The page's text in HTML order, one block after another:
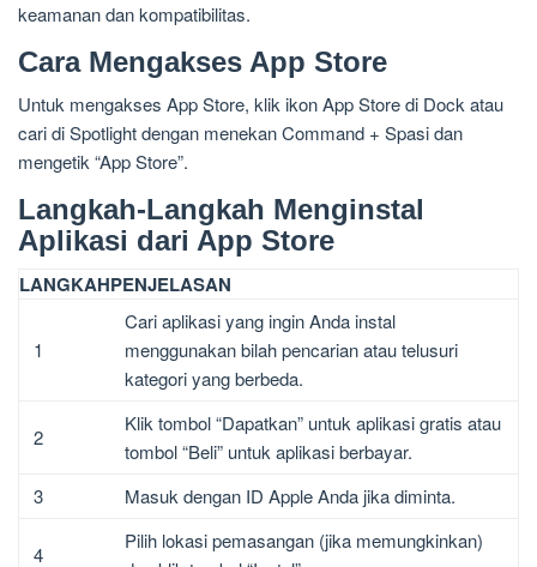
keamanan dan kompatibilitas.
Cara Mengakses App Store
Untuk mengakses App Store, klik ikon App Store di Dock atau
cari di Spotlight dengan menekan Command + Spasi dan
mengetik “App Store”.
Langkah-Langkah Menginstal
Aplikasi dari App Store
LANGKAHPENJELASAN
1
Cari aplikasi yang ingin Anda instal
menggunakan bilah pencarian atau telusuri
kategori yang berbeda.
2
Klik tombol “Dapatkan” untuk aplikasi gratis atau
tombol “Beli” untuk aplikasi berbayar.
3
Masuk dengan ID Apple Anda jika diminta.
4
Pilih lokasi pemasangan (jika memungkinkan)